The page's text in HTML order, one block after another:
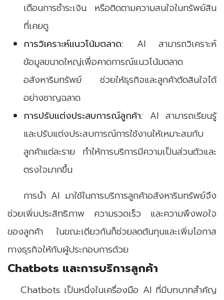
เตือนการชำระเงิน หรือติดตามความสนใจในทรัพย์สิน
ที่เคยดู
การวิเคราะห์แนวโน้มตลาด: AI สามารถวิเคราะห์
ข้อมูลขนาดใหญ่เพื่อคาดการณ์แนวโน้มตลาด
อสังหาริมทรัพย์ ช่วยให้ธุรกิจและลูกค้าตัดสินใจได้
อย่างชาญฉลาด
การปรับแต่งประสบการณ์ลูกค้า: AI สามารถเรียนรู้
และปรับแต่งประสบการณ์การใช้งานให้เหมาะสมกับ
ลูกค้าแต่ละราย ทำให้การบริการมีความเป็นส่วนตัวและ
ตรงใจมากขึ้น
การนำ AI มาใช้ในการบริการลูกค้าอสังหาริมทรัพย์จึง
ช่วยเพิ่มประสิทธิภาพ ความรวดเร็ว และความพึงพอใจ
ของลูกค้า ในขณะเดียวกันก็ช่วยลดต้นทุนและเพิ่มโอกาส
ทางธุรกิจให้กับผู้ประกอบการด้วย
Chatbots และการบริการลูกค้า
Chatbots เป็นหนึ่งในเครื่องมือ AI ที่มีบทบาทสำคัญ